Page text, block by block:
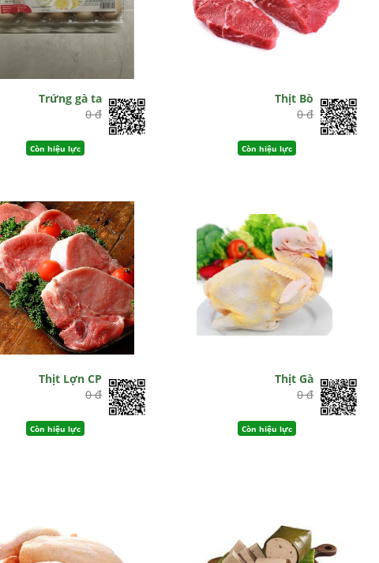
Trứng gà ta
0 đ
Còn hiệu lực
Thịt Bò
0 đ
Còn hiệu lực
Thịt Lợn CP
0 đ
Còn hiệu lực
Thịt Gà
0 đ
Còn hiệu lực